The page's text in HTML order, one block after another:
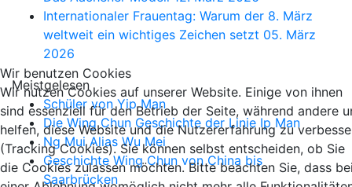
Internationaler Frauentag: Warum der 8. März
weltweit ein wichtiges Zeichen setzt 05. März
2026
Meistgelesen
Schüler von Yip Man
Die Wing Chun Geschichte der Linie Ip Man
Ng Mui Alias Wu Mei
Geschichte Wing Chun von China bis
Saarbrücken
Wir benutzen Cookies
Wir nutzen Cookies auf unserer Website. Einige von ihnen
sind essenziell für den Betrieb der Seite, während andere
helfen, diese Website und die Nutzererfahrung zu
(Tracking Cookies). Sie können selbst entscheiden, ob Sie
die Cookies zulassen möchten. Bitte beachten Sie, dass